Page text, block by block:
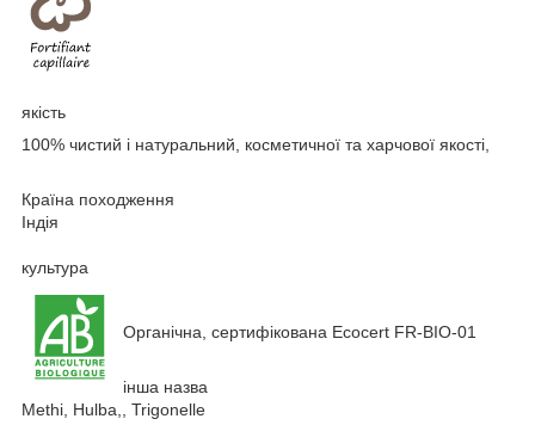
якість
100% чистий і натуральний, косметичної та харчової якості,
Країна походження
Індія
культура
Органічна, сертифікована Ecocert FR-BIO-01
інша назва
Methi, Hulba,, Trigonelle